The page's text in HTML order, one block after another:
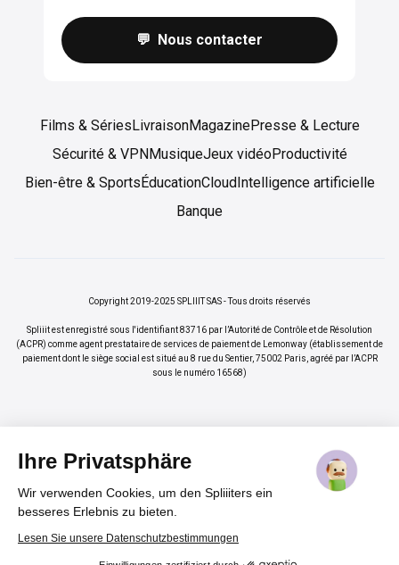
Ihre Privatsphäre
Wir verwenden Cookies, um den Spliiiters ein
besseres Erlebnis zu bieten.
Lesen Sie unsere Datenschutzbestimmungen
💬 Nous contacter
Films & Séries LivraisonMagazinePresse & Lecture
Sécurité & VPN MusiqueJeux vidéoProductivité
Bien-être & Sports ÉducationCloud Intelligence artificielle
Banque
Copyright 2019-2025 SPLIIIT SAS - Tous droits réservés
Spliiit est enregistré sous l'identifiant 83716 par l’Autorité de Contrôle et de Résolution
(ACPR) comme agent prestataire de services de paiement de Lemonway (établissement de
paiement dont le siège social est situé au 8 rue du Sentier, 75002 Paris, agréé par l’ACPR
sous le numéro 16568)
%
Vos abonnements jusqu'à -70%